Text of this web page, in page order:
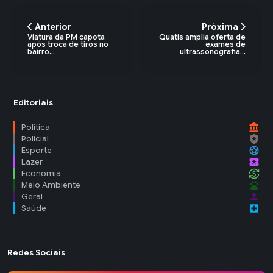
Anterior
Viatura da PM capota
após troca de tiros no
bairro...
Próxima
Quatis amplia oferta de
exames de
ultrassonografia...
Editoriais
Política account_balance
Policial local_police
Esporte sports_soccer
Lazer local_activity
Economia currency_exchange
Meio Ambiente pets
Geral person
Saúde local_hospital
Redes Sociais